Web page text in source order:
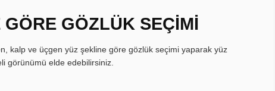
GÖZLÜK SEÇİMİ
kalp ve üçgen yüz şekline göre gözlük seçimi yaparak yüz
görünümü elde edebilirsiniz.